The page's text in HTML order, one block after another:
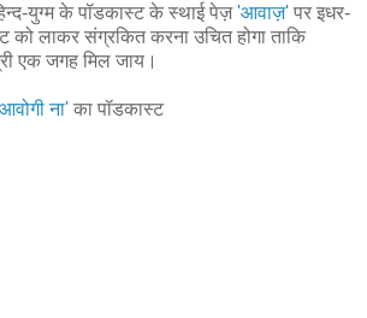
युग्म के पॉडकास्ट के स्थाई पेज़'आवाज़' पर इधर-
को लाकर संग्रकित करना उचित होगा ताकि
एक जगह मिल जाय।
ना' का पॉडकास्ट